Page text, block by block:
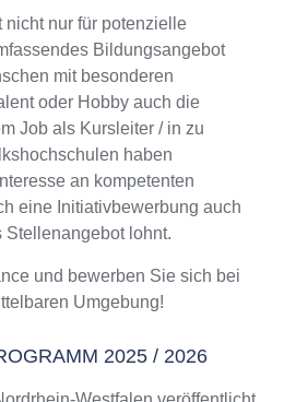
nicht nur für potenzielle
Bildungsangebot
mit besonderen
oder Hobby auch die
Job als Kursleiter / in zu
haben
an kompetenten
eine Initiativbewerbung auch
lohnt.
und bewerben Sie sich bei
Umgebung!
2025 / 2026